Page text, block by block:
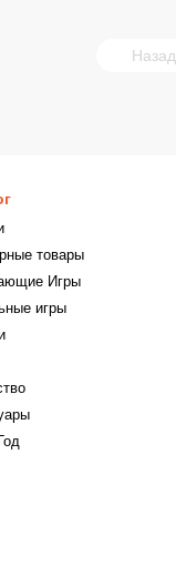
Назад
товары
Игры
игры